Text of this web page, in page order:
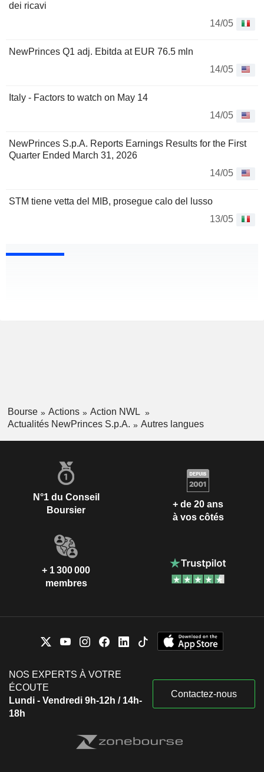
dei ricavi
14/05
NewPrinces Q1 adj. Ebitda at EUR 76.5 mln
14/05
Italy - Factors to watch on May 14
14/05
NewPrinces S.p.A. Reports Earnings Results for the First
Quarter Ended March 31, 2026
14/05
STM tiene vetta del MIB, prosegue calo del lusso
13/05
Bourse Actions
Action NWL
Actualités NewPrinces S.p.A.
Autres langues
N°1 du Conseil
Boursier
+ de 20 ans
à vos côtés
+ 1 300 000
membres
NOS EXPERTS À VOTRE
ÉCOUTE
Lundi - Vendredi 9h-12h / 14h-
18h
Contactez-nous